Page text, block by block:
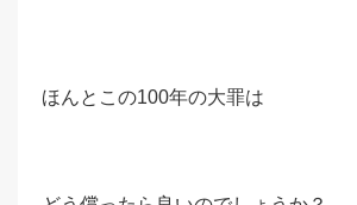
ほんとこの100年の大罪は